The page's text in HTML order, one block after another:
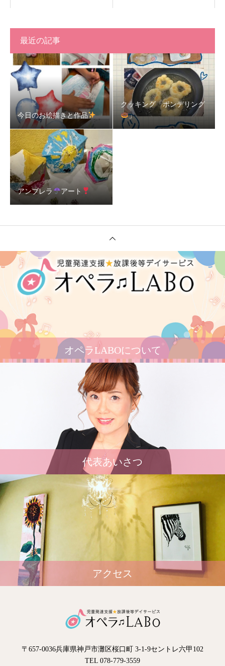
最近の記事
今日のお絵描きと作品
クッキング「ポンデリング
」
アンブレラ アート
オペラLABOについて
代表あいさつ
アクセス
〒657-0036兵庫県神戸市灘区桜口町 3-1-9セントレ六甲102
TEL 078-779-3559